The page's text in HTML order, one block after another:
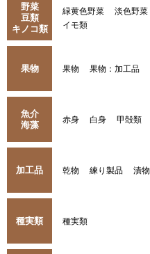
野菜
豆類
キノコ類
緑黄色野菜 淡色野菜
イモ類
果物 果物 果物：加工品
魚介
海藻
赤身 白身 甲殻類
加工品 乾物 練り製品 漬物
種実類 種実類